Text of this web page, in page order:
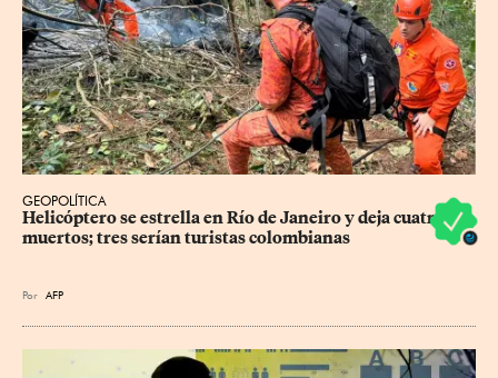
GEOPOLÍTICA
Helicóptero se estrella en Río de Janeiro y deja cuatro
muertos; tres serían turistas colombianas
Por AFP